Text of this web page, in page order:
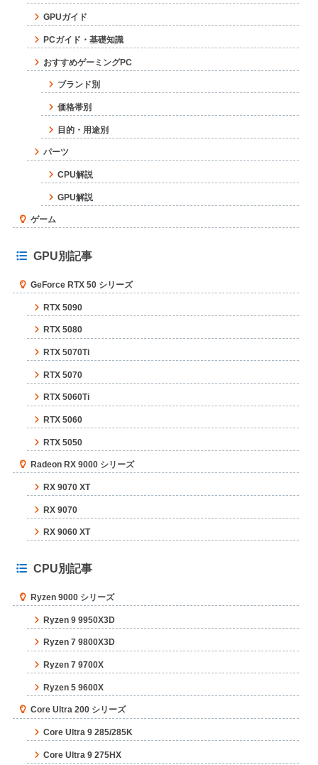
GPUガイド
PCガイド・基礎知識
おすすめゲーミングPC
ブランド別
価格帯別
目的・用途別
パーツ
CPU解説
GPU解説
ゲーム
GPU別記事
GeForce RTX 50 シリーズ
RTX 5090
RTX 5080
RTX 5070Ti
RTX 5070
RTX 5060Ti
RTX 5060
RTX 5050
Radeon RX 9000 シリーズ
RX 9070 XT
RX 9070
RX 9060 XT
CPU別記事
Ryzen 9000 シリーズ
Ryzen 9 9950X3D
Ryzen 7 9800X3D
Ryzen 7 9700X
Ryzen 5 9600X
Core Ultra 200 シリーズ
Core Ultra 9 285/285K
Core Ultra 9 275HX